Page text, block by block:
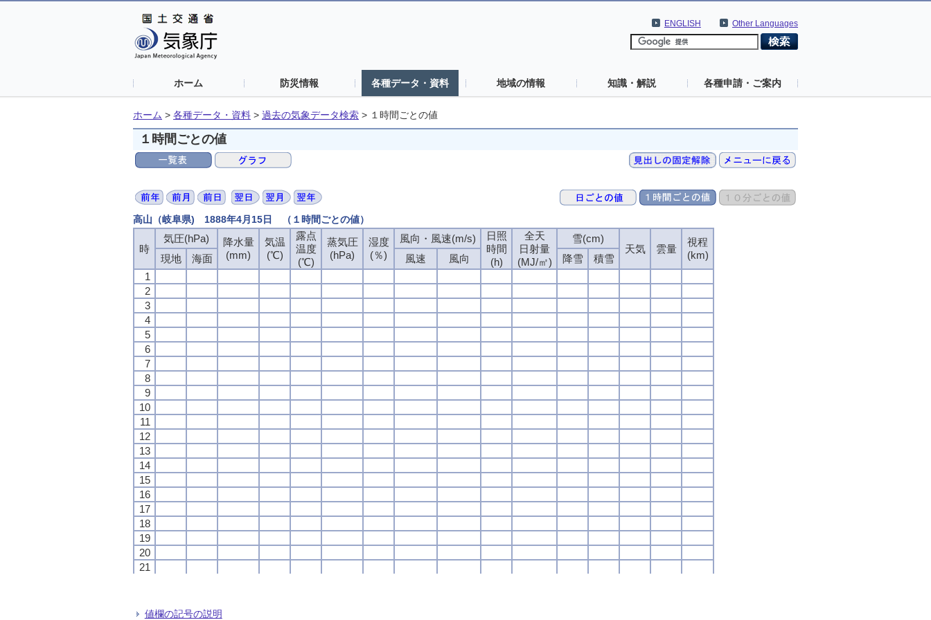
Other Languages
ENGLISH
ホーム 防災情報 各種データ・資料 地域の情報 知識・解説 各種申請・ご案内
ホーム > 各種データ・資料 > 過去の気象データ検索 > １時間ごとの値
１時間ごとの値
高山（岐阜県) 1888年4月15日 （１時間ごとの値）
時
気圧(hPa)
降水量
(mm)
気温
(℃)
露点
温度
(℃)
蒸気圧
(hPa)
湿度
(％)
風向・風速(m/s)
日照
時間
(h)
全天
日射量
(MJ/㎡)
雪(cm)
天気
雲量
視程
(km)
現地 海面 風速 風向 降雪
積雪
1
2
3
4
5
6
7
8
9
10
11
12
13
14
15
16
17
18
19
20
21
24
時
気圧(hPa)
降水量
(mm)
気温
(℃)
露点
温度
(℃)
蒸気圧
(hPa)
湿度
(％)
風向・風速(m/s)
日照
時間
(h)
全天
日射量
(MJ/㎡)
雪(cm)
天気
雲量
視程
(km)
現地 海面 風速 風向 降雪
積雪
1
2
3
4
5
6
7
8
9
10
11
12
13
14
15
16
17
18
19
20
21
24
時
気圧(hPa)
降水量
(mm)
気温
(℃)
露点
温度
(℃)
蒸気圧
(hPa)
湿度
(％)
風向・風速(m/s)
日照
時間
(h)
全天
日射量
(MJ/㎡)
雪(cm)
天気
雲量
視程
(km)
現地 海面 風速 風向 降雪
積雪
1
2
3
4
5
6
7
8
9
10
11
12
13
14
15
16
17
18
19
20
21
24
時
気圧(hPa)
降水量
(mm)
気温
(℃)
露点
温度
(℃)
蒸気圧
(hPa)
湿度
(％)
風向・風速(m/s)
日照
時間
(h)
全天
日射量
(MJ/㎡)
雪(cm)
天気
雲量
視程
(km)
現地 海面 風速 風向 降雪
積雪
1
2
3
4
5
6
7
8
9
10
11
12
13
14
15
16
17
18
19
20
21
24
値欄の記号の説明